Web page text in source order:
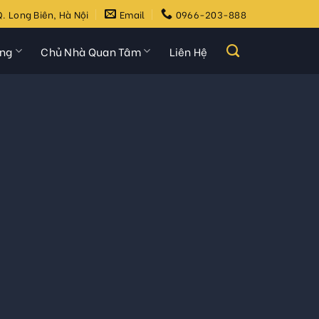
Long Biên, Hà Nội Email 0966-203-888
Chủ Nhà Quan Tâm Liên Hệ